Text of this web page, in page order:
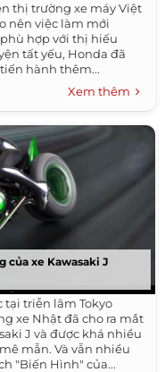
thị trường xe máy Việt
nên việc làm mới
hợp với thị hiếu
tất yếu, Honda đã
hành thêm...
Xem thêm
của xe Kawasaki J
triễn lãm Tokyo
xe Nhật đã cho ra mắt
J và được khá nhiều
mẫn. Và vẫn nhiều
"Biến Hình" của...